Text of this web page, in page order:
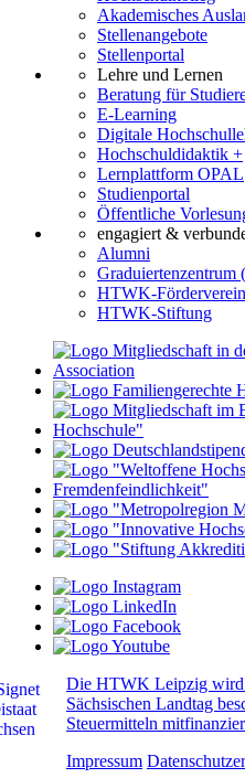
Akademisches
Stellenangebote
Stellenportal
Lehre und Lernen
Beratung für
E-Learning
Digitale
Hochschuldidaktik +
Lernplattform OPAL
Studienportal
Öffentliche
engagiert &
Alumni
Graduiertenzentrum
HTWK-Förderverein
HTWK-Stiftung
Die HTWK Leipzig wird
Sächsischen Landtag
Steuermitteln
Impressum